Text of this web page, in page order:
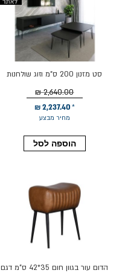
סט מזנון 200 ס"מ וזוג שולחנות
מחיר מבצע
2,237.40 ₪
2,640.00 ₪
הוספה לסל
הדום עור בגוון חום 35*42 ס"מ דגם